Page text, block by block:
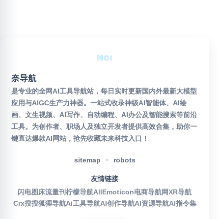
奈导航
是专业的全网AI工具导航站，每日实时更新国内外最新大模型
应用与AIGC生产力神器。一站式收录神级AI智能体、AI绘
画、文生视频、AI写作、自动编程、AI办公及智能搜索等前沿
工具。为创作者、职场人及独立开发者提供高效合集，助你一
键直达爆款AI网站，抢先收藏未来科技入口！
sitemap robots
友情链接
闪电图床流量刊柠檬导航AllEmoticon电商导航网XR导航
Crx搜搜狐狸导航Ai工具导航AI创作导航AI资源导航AI指令集